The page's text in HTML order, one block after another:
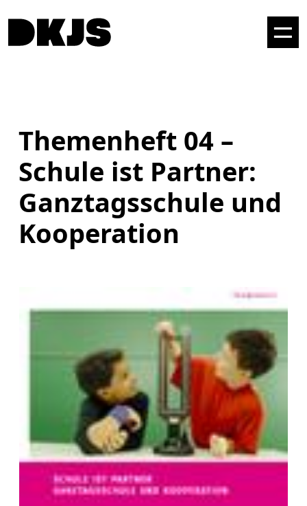
Themenheft 04 –
Schule ist Partner:
Ganztagsschule und
Kooperation